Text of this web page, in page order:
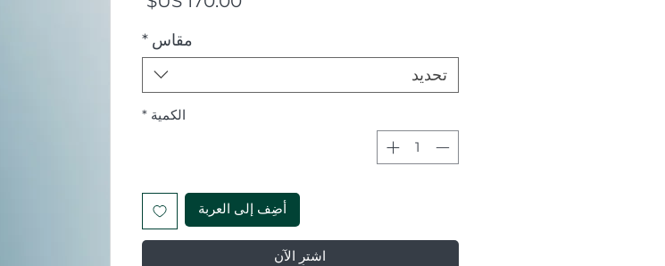
مقاس *
تحديد
الكمية *
أضِف إلى العربة
اشترِ الآن